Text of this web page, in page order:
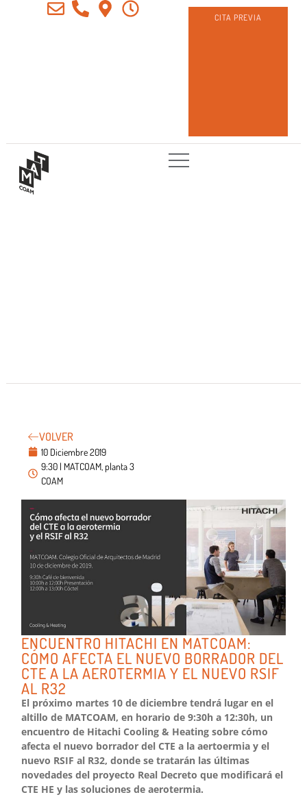
CITA PREVIA
VOLVER
10 Diciembre 2019
9:30 | MATCOAM, planta 3
COAM
ENCUENTRO HITACHI EN MATCOAM:
CÓMO AFECTA EL NUEVO BORRADOR DEL
CTE A LA AEROTERMIA Y EL NUEVO RSIF
AL R32
El próximo martes 10 de diciembre tendrá lugar en el
altillo de MATCOAM, en horario de 9:30h a 12:30h, un
encuentro de Hitachi Cooling & Heating sobre cómo
afecta el nuevo borrador del CTE a la aertoermia y el
nuevo RSIF al R32, donde se tratarán las últimas
novedades del proyecto Real Decreto que modificará el
CTE HE y las soluciones de aerotermia.